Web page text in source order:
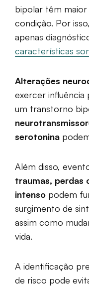
bipolar têm
condição. Por
apenas
características
Alterações
exercer influência
um transtorno
serotonina
Além disso,
traumas, perdas
intenso podem
surgimento de
assim como
vida.
A identificação
de risco pode